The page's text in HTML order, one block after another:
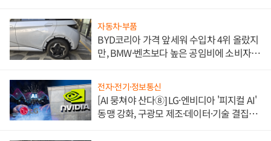
자동차·부품
BYD코리아 가격 앞세워 수입차 4위 올랐지
만, BMW·벤츠보다 높은 공임비에 소비자
전자·전기·정보통신
[AI 뭉쳐야 산다⑧] LG·엔비디아 '피지컬 AI'
동맹 강화, 구광모 제조·데이터·기술 결집